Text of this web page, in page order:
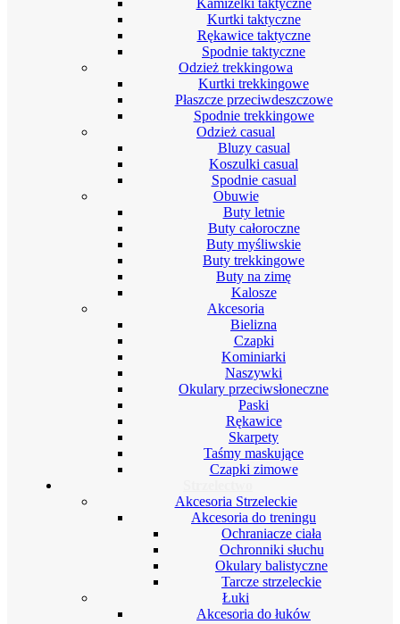
Kamizelki taktyczne
Kurtki taktyczne
Rękawice taktyczne
Spodnie taktyczne
Odzież trekkingowa
Kurtki trekkingowe
Płaszcze przeciwdeszczowe
Spodnie trekkingowe
Odzież casual
Bluzy casual
Koszulki casual
Spodnie casual
Obuwie
Buty letnie
Buty całoroczne
Buty myśliwskie
Buty trekkingowe
Buty na zimę
Kalosze
Akcesoria
Bielizna
Czapki
Kominiarki
Naszywki
Okulary przeciwsłoneczne
Paski
Rękawice
Skarpety
Taśmy maskujące
Czapki zimowe
Akcesoria Strzeleckie
Akcesoria do treningu
Ochraniacze ciała
Ochronniki słuchu
Okulary balistyczne
Tarcze strzeleckie
Łuki
Akcesoria do łuków